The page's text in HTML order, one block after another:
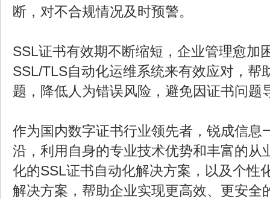
断，对不合规情况及时预警。
SSL证书有效期不断缩短，企业管理愈加
SSL/TLS自动化运维系统来有效应对，帮
题，降低人为错误风险，避免因证书问题
作为国内数字证书行业领先者，锐成信息
沿，利用自身的专业技术优势和丰富的从
化的SSL证书自动化解决方案，以及个性
解决方案，帮助企业实现更高效、更安全